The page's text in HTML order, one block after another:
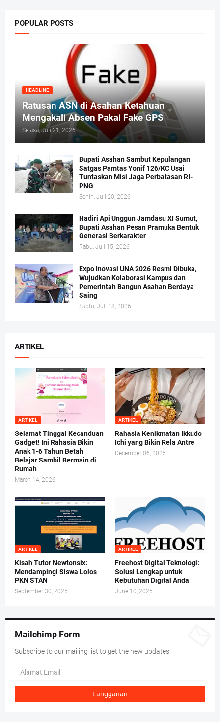
POPULAR POSTS
HEADLINE
Ratusan ASN di Asahan Ketahuan
Mengakali Absen Pakai Fake GPS
Selasa, Juli 21, 2026
Bupati Asahan Sambut Kepulangan
Satgas Pamtas Yonif 126/KC Usai
Tuntaskan Misi Jaga Perbatasan RI-
PNG
Senin, Juli 20, 2026
Hadiri Api Unggun Jamdasu XI Sumut,
Bupati Asahan Pesan Pramuka Bentuk
Generasi Berkarakter
Rabu, Juli 15, 2026
Expo Inovasi UNA 2026 Resmi Dibuka,
Wujudkan Kolaborasi Kampus dan
Pemerintah Bangun Asahan Berdaya
Saing
Sabtu, Juli 18, 2026
ARTIKEL
ARTIKEL
Selamat Tinggal Kecanduan
Gadget! Ini Rahasia Bikin
Anak 1-6 Tahun Betah
Belajar Sambil Bermain di
Rumah
March 14, 2026
ARTIKEL
Rahasia Kenikmatan Ikkudo
Ichi yang Bikin Rela Antre
December 06, 2025
ARTIKEL
Kisah Tutor Newtonsix:
Mendampingi Siswa Lolos
PKN STAN
September 30, 2025
ARTIKEL
Freehost Digital Teknologi:
Solusi Lengkap untuk
Kebutuhan Digital Anda
June 10, 2025
Mailchimp Form
Subscribe to our mailing list to get the new updates.